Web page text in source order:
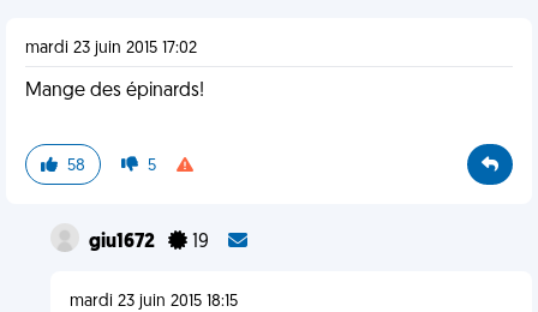
mardi 23 juin 2015 17:02
Mange des épinards!
58 5
giu1672 19
mardi 23 juin 2015 18:15